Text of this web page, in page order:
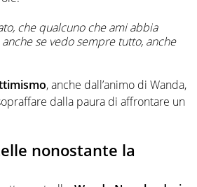
che qualcuno che ami abbia
se vedo sempre tutto, anche
, anche dall’animo di Wanda,
dalla paura di affrontare un
nonostante la